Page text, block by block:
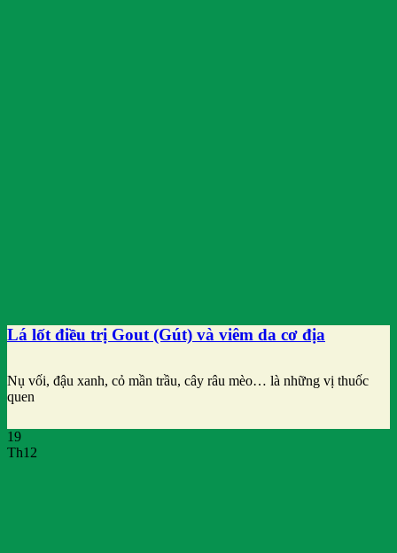
Lá lốt điều trị Gout (Gút) và viêm da cơ địa
Nụ vối, đậu xanh, cỏ mần trầu, cây râu mèo… là những vị thuốc
quen
19
Th12